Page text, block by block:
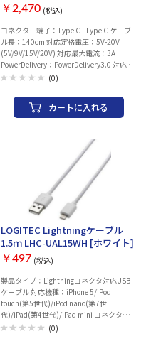
￥2,470 (税込)
コネクター端子：Type C - Type C ケーブ
ル長：140cm 対応定格電圧：5V-20V
(5V/9V/15V/20V) 対応最大電流：3A
PowerDelivery：PowerDelivery3.0 対応 デ
ータ転送：480Mbps （USB2.0 準拠 ) 振
材：アルミニウム、PVC、ナイロン ストラ
ップホルダー：装備 保証期間：6ヶ月
(0)
カートに入れる
LOGITEC Lightningケーブル
1.5ｍ LHC-UAL15WH [ホワイト]
￥497 (税込)
製品タイプ：Lightningコネクタ対応USB
ケーブル 対応機種：iPhone 5/iPod
touch(第5世代)/iPod nano(第7世
代)/iPad(第4世代)/iPad mini コネクタ：
USB2.0［A］オス-Lightningコネクタオス
(0)